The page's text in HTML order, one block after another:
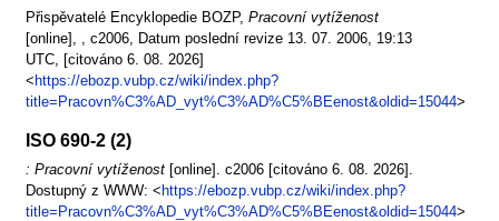
Přispěvatelé Encyklopedie BOZP, Pracovní vytíženost
[online], , c2006, Datum poslední revize 13. 07. 2006, 19:13
UTC, [citováno 6. 08. 2026]
< https://ebozp.vubp.cz/wiki/index.php?
title=Pracovn%C3%AD_vyt%C3%AD%C5%BEenost&oldid=15044>
ISO 690-2 (2)
: Pracovní vytíženost[online]. c2006 [citováno 6. 08. 2026].
Dostupný z WWW: < https://ebozp.vubp.cz/wiki/index.php?
title=Pracovn%C3%AD_vyt%C3%AD%C5%BEenost&oldid=15044>